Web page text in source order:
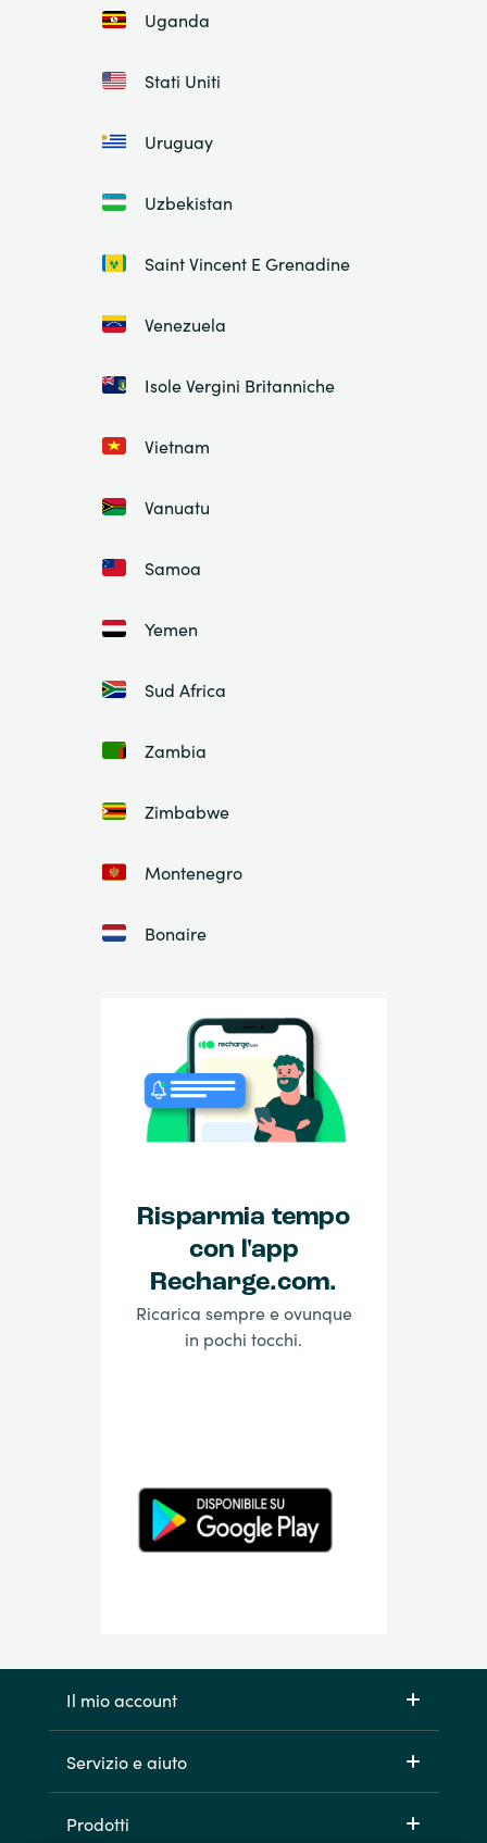
Uganda
Stati Uniti
Uruguay
Uzbekistan
Saint Vincent E Grenadine
Venezuela
Isole Vergini Britanniche
Vietnam
Vanuatu
Samoa
Yemen
Sud Africa
Zambia
Zimbabwe
Montenegro
Bonaire
Risparmia tempo
con l'app
Recharge.com.
Ricarica sempre e ovunque
in pochi tocchi.
Il mio account
Servizio e aiuto
Prodotti